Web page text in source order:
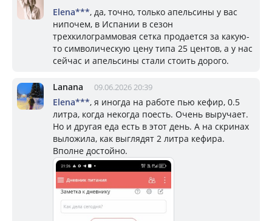
Elena***, да, точно, только апельсины у вас
нипочем, в Испании в сезон
трехкилограммовая сетка продается за какую-
то символическую цену типа 25 центов, а у нас
сейчас и апельсины стали стоить дорого.
Lanana 09.06.2026 20:39
Elena***, я иногда на работе пью кефир, 0.5
литра, когда некогда поесть. Очень выручает.
Но и другая еда есть в этот день. А на скринах
выложила, как выглядят 2 литра кефира.
Вполне достойно.